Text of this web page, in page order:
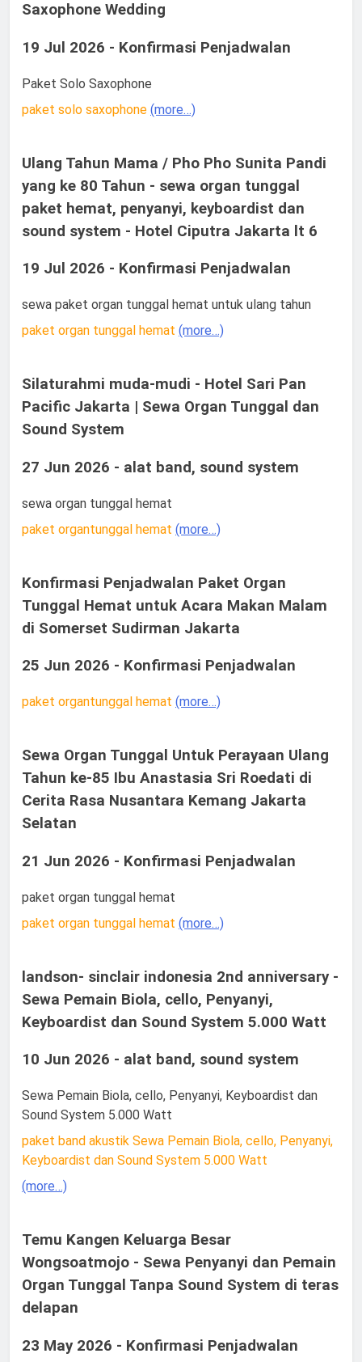
Saxophone Wedding
19 Jul 2026 - Konfirmasi Penjadwalan
Paket Solo Saxophone
paket solo saxophone (more…)
Ulang Tahun Mama / Pho Pho Sunita Pandi
yang ke 80 Tahun - sewa organ tunggal
paket hemat, penyanyi, keyboardist dan
sound system - Hotel Ciputra Jakarta lt 6
19 Jul 2026 - Konfirmasi Penjadwalan
sewa paket organ tunggal hemat untuk ulang tahun
paket organ tunggal hemat (more…)
Silaturahmi muda-mudi - Hotel Sari Pan
Pacific Jakarta | Sewa Organ Tunggal dan
Sound System
27 Jun 2026 - alat band, sound system
sewa organ tunggal hemat
paket organtunggal hemat (more…)
Konfirmasi Penjadwalan Paket Organ
Tunggal Hemat untuk Acara Makan Malam
di Somerset Sudirman Jakarta
25 Jun 2026 - Konfirmasi Penjadwalan
paket organtunggal hemat (more…)
Sewa Organ Tunggal Untuk Perayaan Ulang
Tahun ke-85 Ibu Anastasia Sri Roedati di
Cerita Rasa Nusantara Kemang Jakarta
Selatan
21 Jun 2026 - Konfirmasi Penjadwalan
paket organ tunggal hemat
paket organ tunggal hemat (more…)
landson- sinclair indonesia 2nd anniversary -
Sewa Pemain Biola, cello, Penyanyi,
Keyboardist dan Sound System 5.000 Watt
10 Jun 2026 - alat band, sound system
Sewa Pemain Biola, cello, Penyanyi, Keyboardist dan
Sound System 5.000 Watt
paket band akustik Sewa Pemain Biola, cello, Penyanyi,
Keyboardist dan Sound System 5.000 Watt
(more…)
Temu Kangen Keluarga Besar
Wongsoatmojo - Sewa Penyanyi dan Pemain
Organ Tunggal Tanpa Sound System di teras
delapan
23 May 2026 - Konfirmasi Penjadwalan